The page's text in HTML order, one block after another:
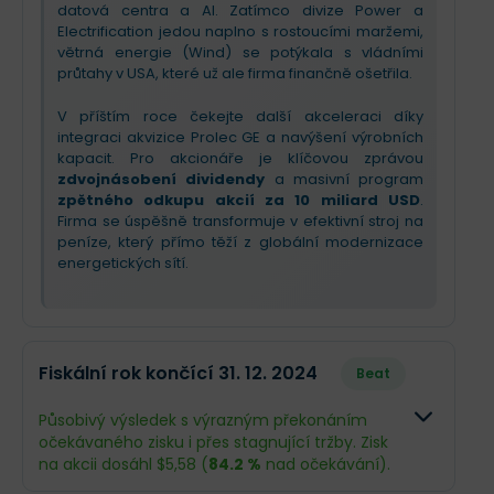
datová centra a AI. Zatímco divize Power a
Electrification jedou naplno s rostoucími maržemi,
větrná energie (Wind) se potýkala s vládními
průtahy v USA, které už ale firma finančně ošetřila.
V příštím roce čekejte další akceleraci díky
integraci akvizice Prolec GE a navýšení výrobních
kapacit. Pro akcionáře je klíčovou zprávou
zdvojnásobení dividendy a masivní program
zpětného odkupu akcií za 10 miliard USD.
Firma se úspěšně transformuje v efektivní stroj na
peníze, který přímo těží z globální modernizace
energetických sítí.
Fiskální rok končící 31. 12. 2024 Beat
Působivý výsledek s výrazným překonáním
očekávaného zisku i přes stagnující tržby. Zisk
na akcii dosáhl $5,58 (84.2 % nad očekávání).